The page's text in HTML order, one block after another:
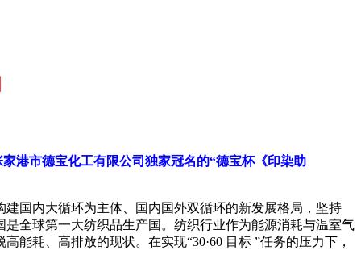
家港市德宝化工有限公司独家冠名的“德宝杯《印染助
国内大循环为主体、国内国外双循环的新发展格局，坚持
全球第一大纺织品生产国。纺织行业作为能源消耗与温室气
耗、高排放的现状。在实现“30·60 目标 ”任务的压力下，